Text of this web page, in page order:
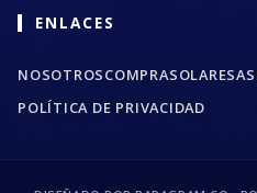
ENLACES
NOSOTROSCOMPRASOLARES
POLÍTICA DE PRIVACIDAD